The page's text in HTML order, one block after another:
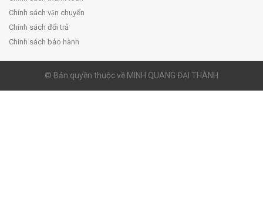
Chính sách vận chuyển
Chính sách đổi trả
Chính sách bảo hành
© Bản quyền thuộc về MINH QUANG ĐẠI THÀNH